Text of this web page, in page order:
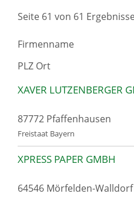
Seite 61 von 61
Firmenname
PLZ Ort
XAVER LUTZENBERGER
87772 Pfaffenhausen
Freistaat Bayern
XPRESS PAPER GMBH
64546 Mörfelden-Walldorf